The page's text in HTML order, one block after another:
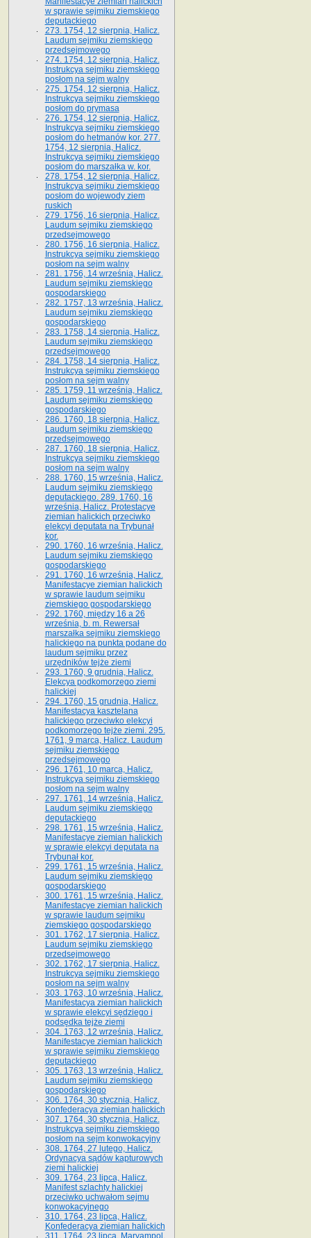
w sprawie sejmiku ziemskiego
deputackiego
273. 1754, 12 sierpnia, Halicz.
Laudum sejmiku ziemskiego
przedsejmowego
274. 1754, 12 sierpnia, Halicz.
Instrukcya sejmiku ziemskiego
posłom na sejm walny
275. 1754, 12 sierpnia, Halicz.
Instrukcya sejmiku ziemskiego
posłom do prymasa
276. 1754, 12 sierpnia, Halicz.
Instrukcya sejmiku ziemskiego
posłom do hetmanów kor. 277.
1754, 12 sierpnia, Halicz.
Instrukcya sejmiku ziemskiego
posłom do marszałka w. kor.
278. 1754, 12 sierpnia, Halicz.
Instrukcya sejmiku ziemskiego
posłom do wojewody ziem
ruskich
279. 1756, 16 sierpnia, Halicz.
Laudum sejmiku ziemskiego
przedsejmowego
280. 1756, 16 sierpnia, Halicz.
Instrukcya sejmiku ziemskiego
posłom na sejm walny
281. 1756, 14 września, Halicz.
Laudum sejmiku ziemskiego
gospodarskiego
282. 1757, 13 września, Halicz.
Laudum sejmiku ziemskiego
gospodarskiego
283. 1758, 14 sierpnia, Halicz.
Laudum sejmiku ziemskiego
przedsejmowego
284. 1758, 14 sierpnia, Halicz.
Instrukcya sejmiku ziemskiego
posłom na sejm walny
285. 1759, 11 września, Halicz.
Laudum sejmiku ziemskiego
gospodarskiego
286. 1760, 18 sierpnia, Halicz.
Laudum sejmiku ziemskiego
przedsejmowego
287. 1760, 18 sierpnia, Halicz.
Instrukcya sejmiku ziemskiego
posłom na sejm walny
288. 1760, 15 września, Halicz.
Laudum sejmiku ziemskiego
deputackiego. 289. 1760, 16
września, Halicz. Protestacye
ziemian halickich przeciwko
elekcyi deputata na Trybunał
kor.
290. 1760, 16 września, Halicz.
Laudum sejmiku ziemskiego
gospodarskiego
291. 1760, 16 września, Halicz.
Manifestacye ziemian halickich
w sprawie laudum sejmiku
ziemskiego gospodarskiego
292. 1760, między 16 a 26
września, b. m. Rewersał
marszałka sejmiku ziemskiego
halickiego na punkta podane do
laudum sejmiku przez
urzędników tejże ziemi
293. 1760, 9 grudnia, Halicz.
Elekcya podkomorzego ziemi
halickiej
294. 1760, 15 grudnia, Halicz.
Manifestacya kasztelana
halickiego przeciwko elekcyi
podkomorzego tejże ziemi. 295.
1761, 9 marca, Halicz. Laudum
sejmiku ziemskiego
przedsejmowego
296. 1761, 10 marca, Halicz.
Instrukcya sejmiku ziemskiego
posłom na sejm walny
297. 1761, 14 września, Halicz.
Laudum sejmiku ziemskiego
deputackiego
298. 1761, 15 września, Halicz.
Manifestacye ziemian halickich
w sprawie elekcyi deputata na
Trybunał kor.
299. 1761, 15 września, Halicz.
Laudum sejmiku ziemskiego
gospodarskiego
300. 1761, 15 września, Halicz.
Manifestacye ziemian halickich
w sprawie laudum sejmiku
ziemskiego gospodarskiego
301. 1762, 17 sierpnia, Halicz.
Laudum sejmiku ziemskiego
przedsejmowego
302. 1762, 17 sierpnia, Halicz.
Instrukcya sejmiku ziemskiego
posłom na sejm walny
303. 1763, 10 września, Halicz.
Manifestacya ziemian halickich
w sprawie elekcyi sędziego i
podsędka tejże ziemi
304. 1763, 12 września, Halicz.
Manifestacye ziemian halickich
w sprawie sejmiku ziemskiego
deputackiego
305. 1763, 13 września, Halicz.
Laudum sejmiku ziemskiego
gospodarskiego
306. 1764, 30 stycznia, Halicz.
Konfederacya ziemian halickich
307. 1764, 30 stycznia, Halicz.
Instrukcya sejmiku ziemskiego
posłom na sejm konwokacyjny
308. 1764, 27 lutego, Halicz.
Ordynacya sądów kapturowych
ziemi halickiej
309. 1764, 23 lipca, Halicz.
Manifest szlachty halickiej
przeciwko uchwałom sejmu
konwokacyjnego
310. 1764, 23 lipca, Halicz.
Konfederacya ziemian halickich
311. 1764, 23 lipca, Maryampol.